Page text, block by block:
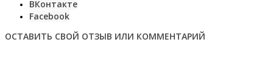
ВКонтакте
Facebook
ОСТАВИТЬ СВОЙ ОТЗЫВ ИЛИ КОММЕНТАРИЙ